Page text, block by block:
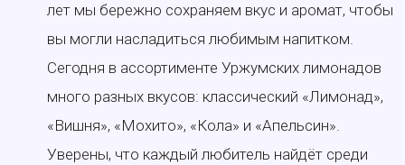
лет мы бережно сохраняем вкус и аромат, чтобы
вы могли насладиться любимым напитком.
Сегодня в ассортименте Уржумских лимонадов
много разных вкусов: классический «Лимонад»,
«Вишня», «Мохито», «Кола» и «Апельсин».
Уверены, что каждый любитель найдёт среди